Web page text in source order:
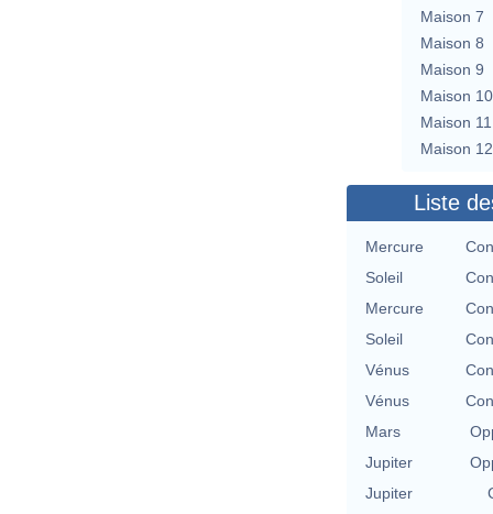
Maison 7
Maison 8
Maison 9
Maison 10
Maison 11
Maison 12
Liste
Mercure
Soleil
Mercure
Soleil
Vénus
Vénus
Mars
Jupiter
Jupiter